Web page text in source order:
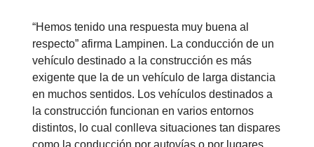
“Hemos tenido una respuesta muy buena al
respecto” afirma Lampinen. La conducción de un
vehículo destinado a la construcción es más
exigente que la de un vehículo de larga distancia
en muchos sentidos. Los vehículos destinados a
la construcción funcionan en varios entornos
distintos, lo cual conlleva situaciones tan dispares
como la conducción por autovías o por lugares